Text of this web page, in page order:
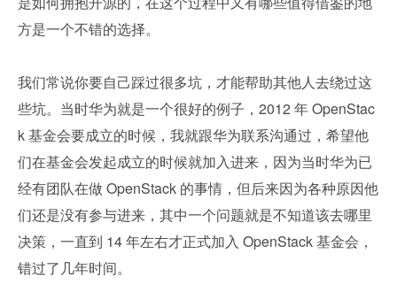
方是一个不错的选择。
我们常说你要自己踩过很多坑，才能帮助其他人去绕过这
些坑。当时华为就是一个很好的例子，2012 年 OpenStac
k 基金会要成立的时候，我就跟华为联系沟通过，希望他
们在基金会发起成立的时候就加入进来，因为当时华为已
经有团队在做 OpenStack 的事情，但后来因为各种原因他
们还是没有参与进来，其中一个问题就是不知道该去哪里
决策，一直到 14 年左右才正式加入 OpenStack 基金会，
错过了几年时间。